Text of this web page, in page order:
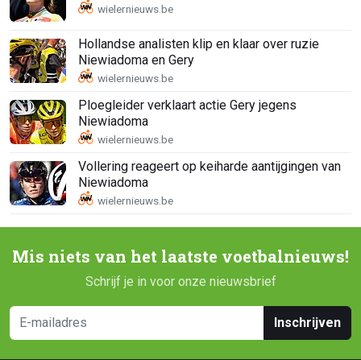
Hollandse analisten klip en klaar over ruzie
Niewiadoma en Gery
Ploegleider verklaart actie Gery jegens
Niewiadoma
Vollering reageert op keiharde aantijgingen van
Niewiadoma
Mis niets van het laatste voetbalnieuws!
Schrijf je in voor onze nieuwsbrief
Inschrijven